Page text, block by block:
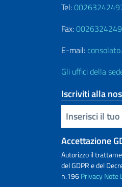
Tel:
Fax:
E-mail:
Gli uffici della
Iscriviti alla
Inserisci la tua email
Accettazione
Autorizzo il
del GDPR e del
n.196PrivacyNote